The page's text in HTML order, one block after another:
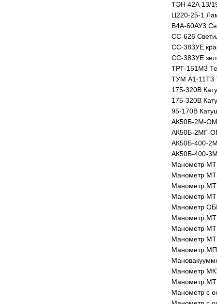
ТЭН 42А 13/
Ц220-25-1
В4А-60АУ3
СС-626
СС-383УЕ
СС-383УЕ
ТРТ-151М3
ТУМ А1-11Т3
175-320В
175-320В
95-170В
АК50Б-2М-
АК50Б-2МГ-
АК50Б-400-
АК50Б-400-
Манометр
Манометр
Манометр
Манометр
Манометр
Манометр
Манометр
Манометр
Манометр
Манометр
Манометр
Манометр с